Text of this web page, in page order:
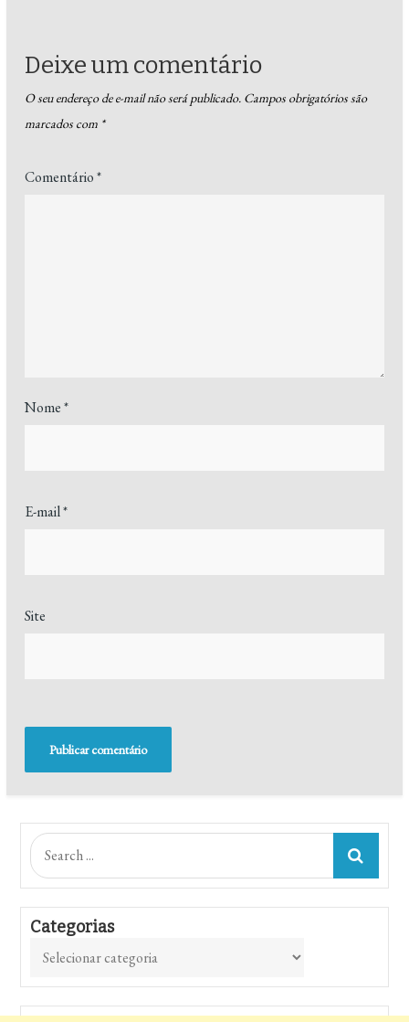
Deixe um comentário
O seu endereço de e-mail não será publicado. Campos obrigatórios são
marcados com *
Comentário*
Nome*
E-mail*
Site
Search
for:
Categorias
Categorias